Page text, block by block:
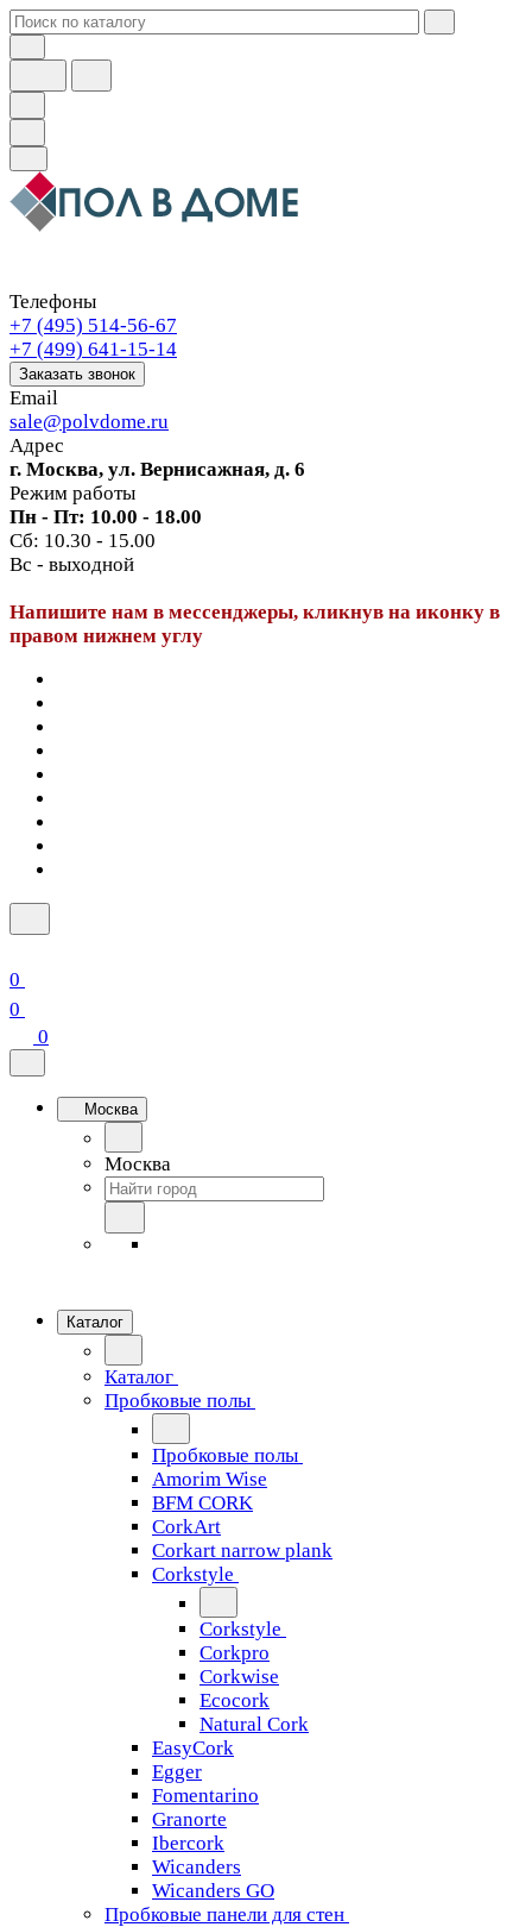
Телефоны
+7 (495) 514-56-67
+7 (499) 641-15-14
Заказать звонок
Email
sale@polvdome.ru
Адрес
г. Москва, ул. Вернисажная, д. 6
Режим работы
Пн - Пт: 10.00 - 18.00
Сб: 10.30 - 15.00
Вс - выходной
Напишите нам в мессенджеры, кликнув на иконку в
правом нижнем углу
0
0
0
Москва
Москва
Каталог
Каталог
Пробковые полы
Пробковые полы
Amorim Wise
BFM CORK
CorkArt
Corkart narrow plank
Corkstyle
Corkstyle
Corkpro
Corkwise
Ecocork
Natural Cork
EasyCork
Egger
Fomentarino
Granorte
Ibercork
Wicanders
Wicanders GO
Пробковые панели для стен